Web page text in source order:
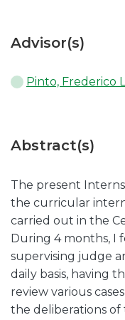
Advisor(s)
Pinto, Frederico
Abstract(s)
The present
the curricular
carried out in the
During 4 months, I
supervising judge
daily basis, having
review various
the deliberations of